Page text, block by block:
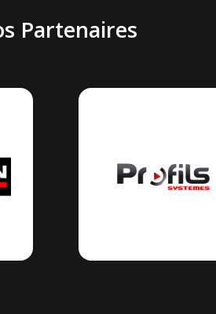
Partenaires